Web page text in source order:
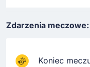
Zdarzenia meczowe:
Koniec